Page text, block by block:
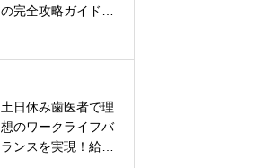
の完全攻略ガイド｜
土日休み歯医者で理
想のワークライフバ
ランスを実現！給
イド｜最短ルート・
歯科衛生士の求人事
情と未来の展望！高
給与とキャリアアッ